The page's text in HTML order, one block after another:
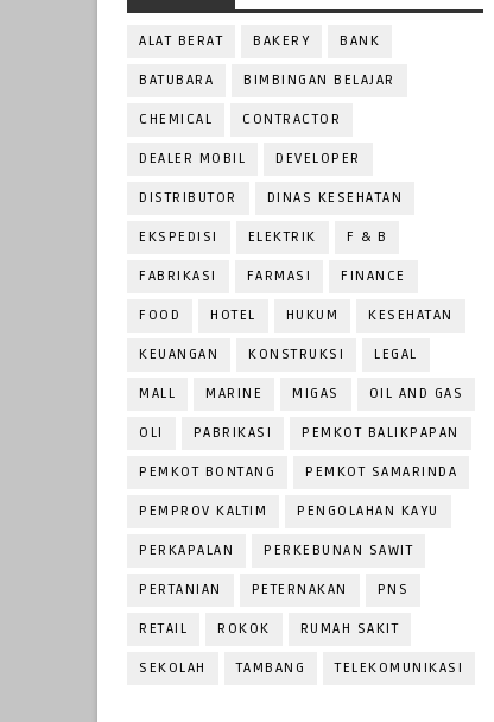
ALAT BERAT BAKERY BANK
BATUBARA BIMBINGAN BELAJAR
CHEMICAL CONTRACTOR
DEALER MOBIL DEVELOPER
DISTRIBUTOR DINAS KESEHATAN
EKSPEDISI ELEKTRIK F & B
FABRIKASI FARMASI FINANCE
FOOD HOTEL HUKUM KESEHATAN
KEUANGAN KONSTRUKSI LEGAL
MALL MARINE MIGAS OIL AND GAS
OLI PABRIKASI PEMKOT BALIKPAPAN
PEMKOT BONTANG PEMKOT SAMARINDA
PEMPROV KALTIM PENGOLAHAN KAYU
PERKAPALAN PERKEBUNAN SAWIT
PERTANIAN PETERNAKAN PNS
RETAIL ROKOK RUMAH SAKIT
SEKOLAH TAMBANG TELEKOMUNIKASI